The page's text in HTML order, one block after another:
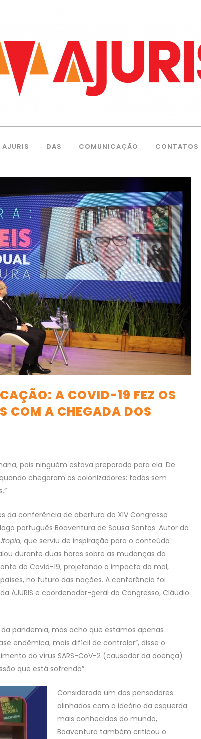
AJURIS DAS COMUNICAÇÃO CONTATOS
A COVID-19 FEZ OS
COM A CHEGADA DOS
pois ninguém estava preparado para ela. De
chegaram os colonizadores: todos sem
conferência de abertura do XIV Congresso
português Boaventura de Sousa Santos. Autor do
, que serviu de inspiração para o conteúdo
durante duas horas sobre as mudanças do
da Covid-19, projetando o impacto do mal,
no futuro das nações. A conferência foi
AJURIS e coordenador-geral do Congresso, Cláudio
pandemia, mas acho que estamos apenas
endêmica, mais difícil de controlar”, disse o
do vírus SARS-CoV-2 (causador da doença)
que está sofrendo”.
Considerado um dos pensadores
alinhados com o ideário da esquerda
mais conhecidos do mundo,
Boaventura também criticou o